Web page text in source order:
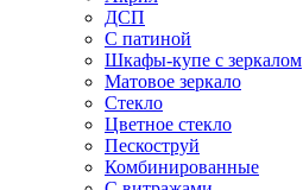
ДСП
С патиной
Шкафы-купе с зеркалом
Матовое зеркало
Стекло
Цветное стекло
Пескоструй
Комбинированные